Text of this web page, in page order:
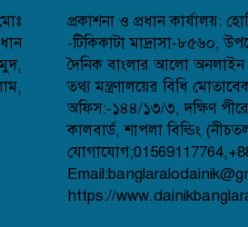
প্রকাশনা ও প্রধান কার্যালয়:
-টিকিকাটা মাদ্রাসা-৮৫৬০,
দৈনিক বাংলার আলো অনলাইন
তথ্য মন্ত্রণালয়ের বিধি
অফিস:-১৪৪/১৩/৩, দক্ষিণ
কালবার্ড, শাপলা বিল্ডিং
https://